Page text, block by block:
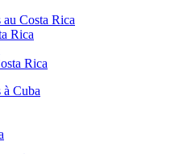
Costa Rica
Rica
Rica
Cuba